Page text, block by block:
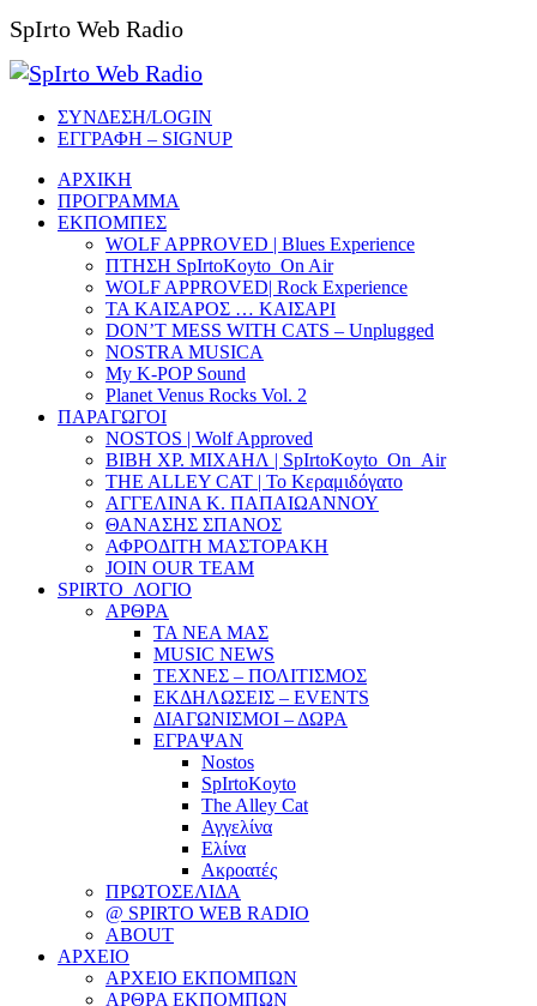
SpIrto Web Radio
ΣΥΝΔΕΣΗ/LOGIN
ΕΓΓΡΑΦΗ – SIGNUP
ΑΡΧΙΚΗ
ΠΡΟΓΡΑΜΜΑ
ΕΚΠΟΜΠΕΣ
WOLF APPROVED | Blues Experience
ΠΤΗΣΗ SpIrtoKoyto_On Air
WOLF APPROVED| Rock Experience
ΤΑ ΚΑΙΣΑΡΟΣ … ΚΑΙΣΑΡΙ
DON’T MESS WITH CATS – Unplugged
NOSTRA MUSICA
My K-POP Sound
Planet Venus Rocks Vol. 2
ΠΑΡΑΓΩΓΟΙ
NOSTOS | Wolf Approved
ΒΙΒΗ ΧΡ. ΜΙΧΑΗΛ | SpIrtoKoyto_On_Air
THE ALLEY CAT | Το Κεραμιδόγατο
ΑΓΓΕΛΙΝΑ Κ. ΠΑΠΑΙΩΑΝΝΟΥ
ΘΑΝΑΣΗΣ ΣΠΑΝΟΣ
ΑΦΡΟΔΙΤΗ ΜΑΣΤΟΡΑΚΗ
JOIN OUR TEAM
SPIRTO_ΛΟΓΙΟ
ΑΡΘΡΑ
ΤΑ ΝΕΑ ΜΑΣ
MUSIC NEWS
ΤΕΧΝΕΣ – ΠΟΛΙΤΙΣΜΟΣ
ΕΚΔΗΛΩΣΕΙΣ – EVENTS
ΔΙΑΓΩΝΙΣΜΟΙ – ΔΩΡΑ
ΕΓΡΑΨΑΝ
Nostos
SpIrtoKoyto
The Alley Cat
Αγγελίνα
Ελίνα
Ακροατές
ΠΡΩΤΟΣΕΛΙΔΑ
@ SPIRTO WEB RADIO
ABOUT
ΑΡΧΕΙΟ
ΑΡΧΕΙΟ ΕΚΠΟΜΠΩΝ
ΑΡΘΡΑ ΕΚΠΟΜΠΩΝ